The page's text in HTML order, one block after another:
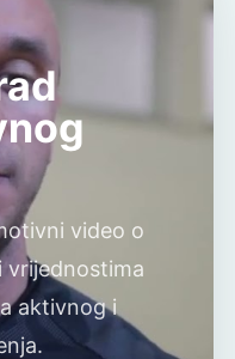
video o
vrijednostima
aktivnog i